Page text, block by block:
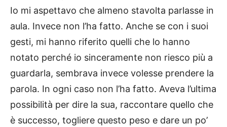
Io mi aspettavo che almeno stavolta parlasse in
aula. Invece non l’ha fatto. Anche se con i suoi
gesti, mi hanno riferito quelli che lo hanno
notato perché io sinceramente non riesco più a
guardarla, sembrava invece volesse prendere la
parola. In ogni caso non l’ha fatto. Aveva l’ultima
possibilità per dire la sua, raccontare quello che
è successo, togliere questo peso e dare un po’